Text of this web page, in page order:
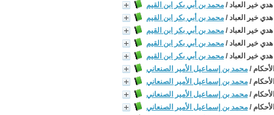
خير العباد / محمد بن أبي بكر ابن القيم
خير العباد / محمد بن أبي بكر ابن القيم
خير العباد / محمد بن أبي بكر ابن القيم
خير العباد / محمد بن أبي بكر ابن القيم
خير العباد / محمد بن أبي بكر ابن القيم
/ محمد بن إسماعيل الأمير الصنعاني
/ محمد بن إسماعيل الأمير الصنعاني
/ محمد بن إسماعيل الأمير الصنعاني
/ محمد بن إسماعيل الأمير الصنعاني